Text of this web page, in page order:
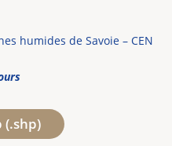
humides de Savoie – CEN
(.shp)